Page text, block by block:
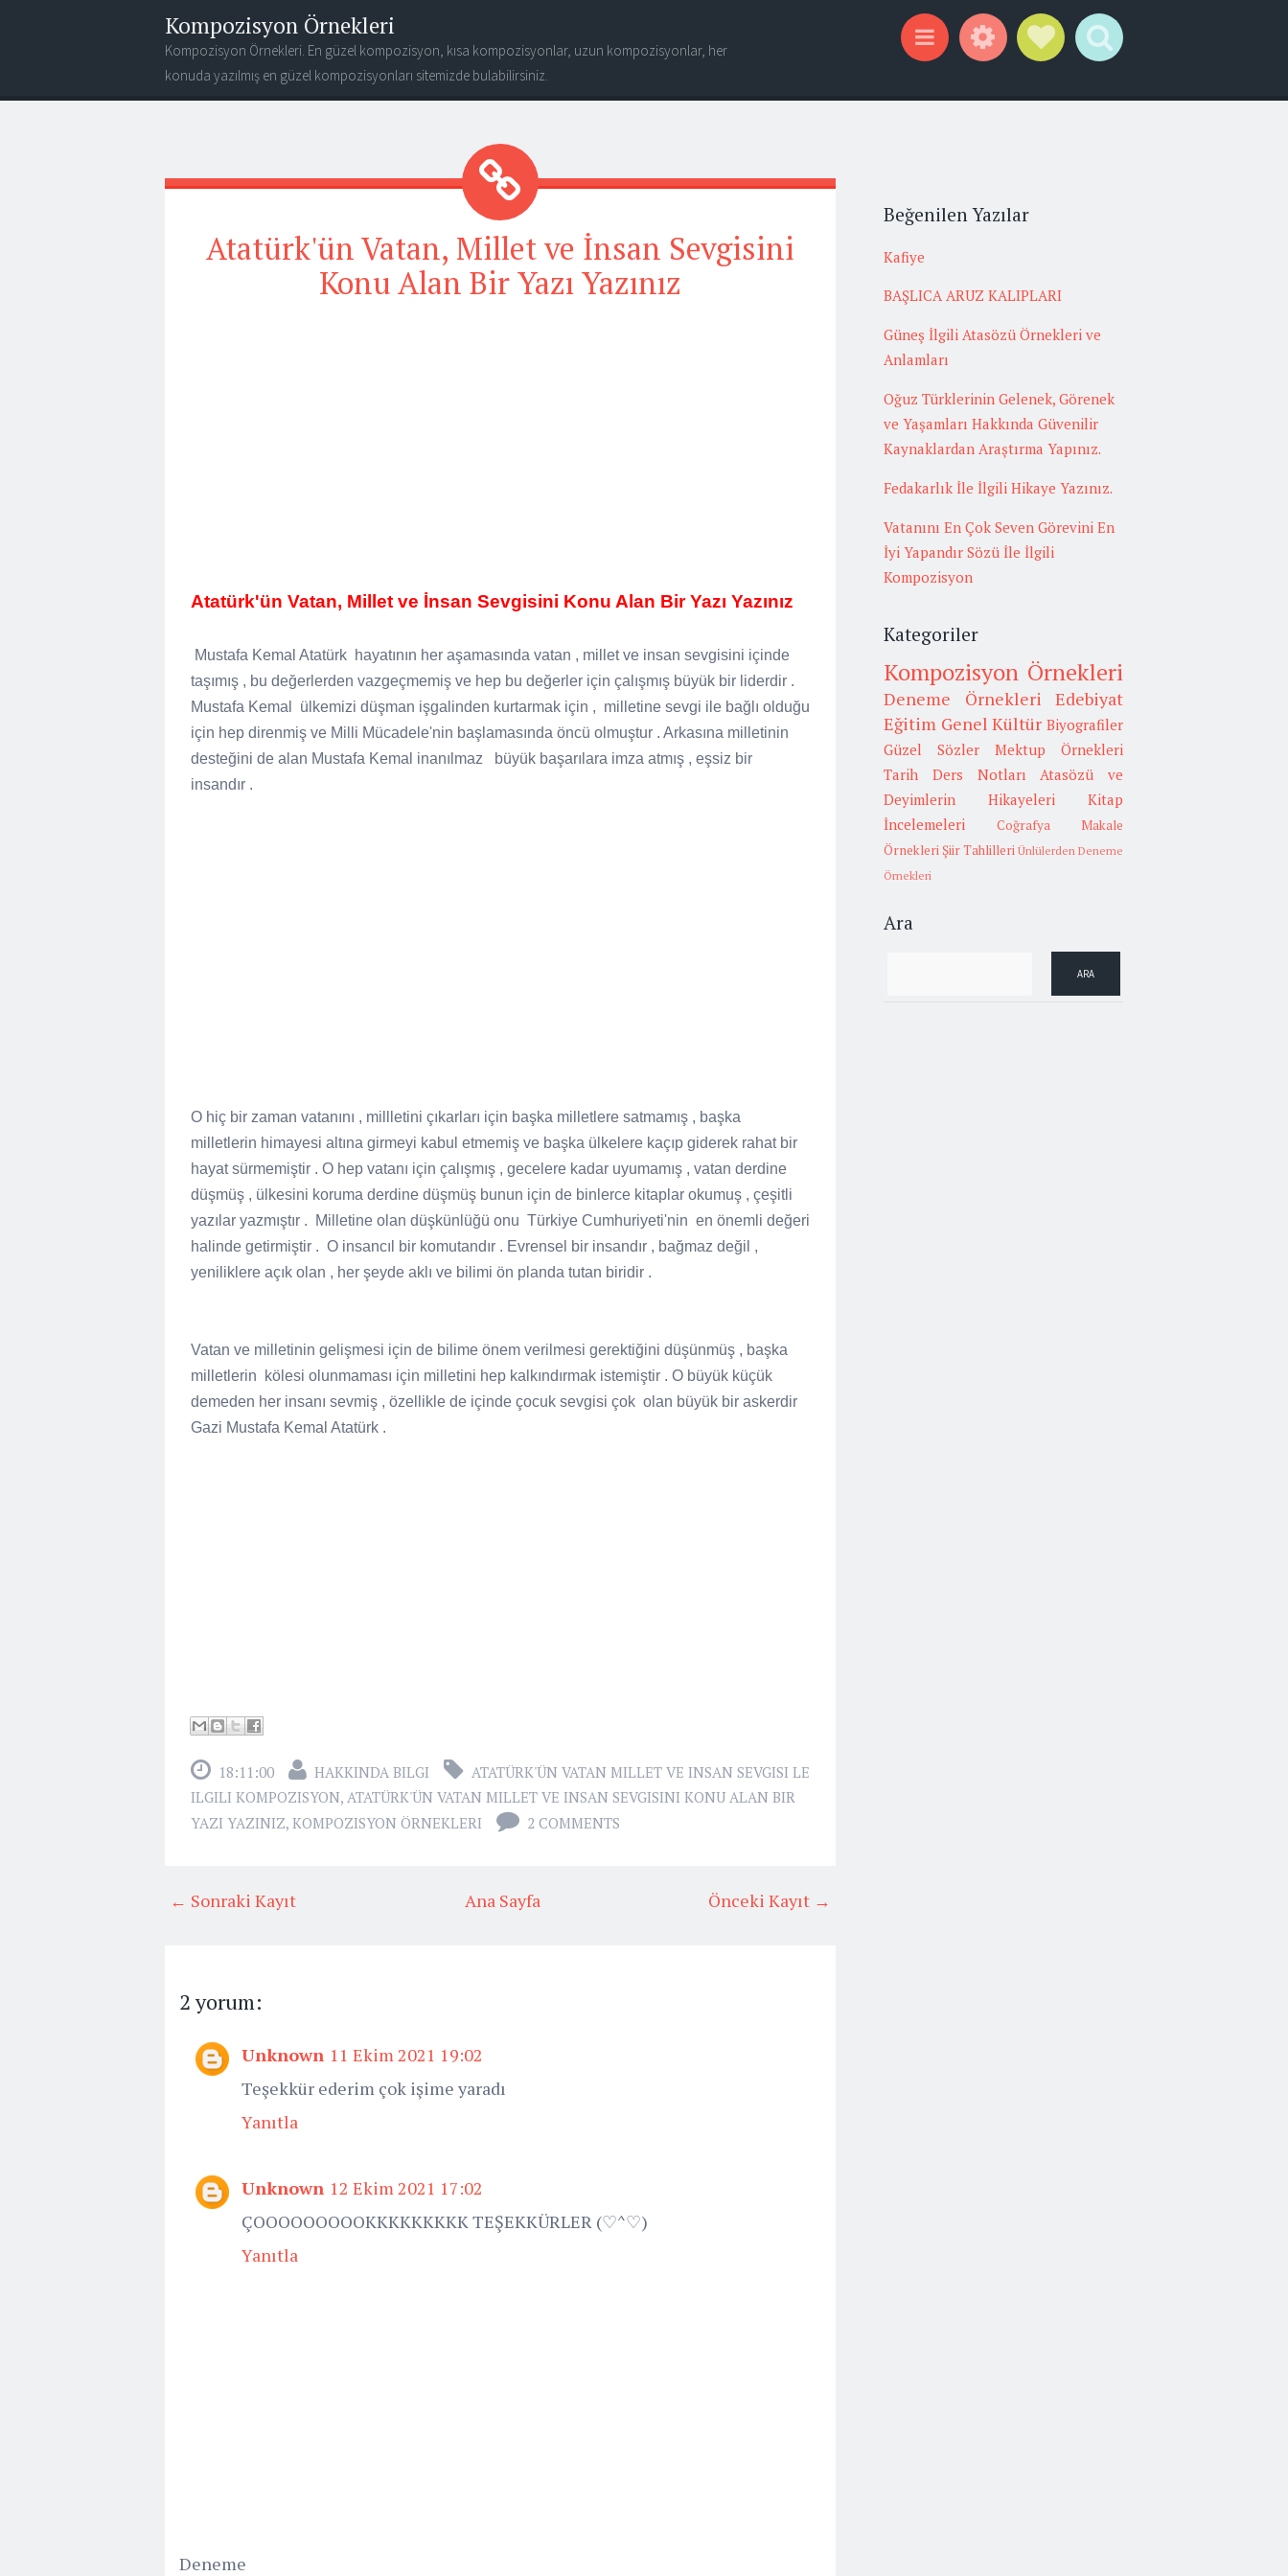
Kompozisyon Örnekleri
Kompozisyon Örnekleri. En güzel kompozisyon, kısa kompozisyonlar, uzun kompozisyonlar, her
konuda yazılmış en güzel kompozisyonları sitemizde bulabilirsiniz.
Atatürk'ün Vatan, Millet ve İnsan Sevgisini
Konu Alan Bir Yazı Yazınız
Atatürk'ün Vatan, Millet ve İnsan Sevgisini Konu Alan Bir Yazı Yazınız
Mustafa Kemal Atatürk hayatının her aşamasında vatan , millet ve insan sevgisini içinde
taşımış , bu değerlerden vazgeçmemiş ve hep bu değerler için çalışmış büyük bir liderdir .
Mustafa Kemal ülkemizi düşman işgalinden kurtarmak için , milletine sevgi ile bağlı olduğu
için hep direnmiş ve Milli Mücadele'nin başlamasında öncü olmuştur . Arkasına milletinin
desteğini de alan Mustafa Kemal inanılmaz büyük başarılara imza atmış , eşsiz bir
insandır .
O hiç bir zaman vatanını , millletini çıkarları için başka milletlere satmamış , başka
milletlerin himayesi altına girmeyi kabul etmemiş ve başka ülkelere kaçıp giderek rahat bir
hayat sürmemiştir . O hep vatanı için çalışmış , gecelere kadar uyumamış , vatan derdine
düşmüş , ülkesini koruma derdine düşmüş bunun için de binlerce kitaplar okumuş , çeşitli
yazılar yazmıştır . Milletine olan düşkünlüğü onu Türkiye Cumhuriyeti'nin en önemli değeri
halinde getirmiştir . O insancıl bir komutandır . Evrensel bir insandır , bağmaz değil ,
yeniliklere açık olan , her şeyde aklı ve bilimi ön planda tutan biridir .
Vatan ve milletinin gelişmesi için de bilime önem verilmesi gerektiğini düşünmüş , başka
milletlerin kölesi olunmaması için milletini hep kalkındırmak istemiştir . O büyük küçük
demeden her insanı sevmiş , özellikle de içinde çocuk sevgisi çok olan büyük bir askerdir
Gazi Mustafa Kemal Atatürk .
18:11:00 HAKKINDA BILGI
ATATÜRK'ÜN VATAN MILLET VE INSAN SEVGISI LE
ILGILI KOMPOZISYON, ATATÜRK'ÜN VATAN MILLET VE INSAN SEVGISINI KONU ALAN BIR
YAZI YAZINIZ, KOMPOZISYON ÖRNEKLERI 2 COMMENTS
← Sonraki Kayıt Önceki Kayıt →
Ana Sayfa
2 yorum:
Unknown 11 Ekim 2021 19:02
Teşekkür ederim çok işime yaradı
Yanıtla
Unknown 12 Ekim 2021 17:02
ÇOOOOOOOOOKKKKKKKKK TEŞEKKÜRLER (♡^♡)
Yanıtla
Deneme
Beğenilen Yazılar
Kafiye
BAŞLICA ARUZ KALIPLARI
Güneş İlgili Atasözü Örnekleri ve
Anlamları
Oğuz Türklerinin Gelenek, Görenek
ve Yaşamları Hakkında Güvenilir
Kaynaklardan Araştırma Yapınız.
Fedakarlık İle İlgili Hikaye Yazınız.
Vatanını En Çok Seven Görevini En
İyi Yapandır Sözü İle İlgili
Kompozisyon
Kategoriler
Kompozisyon Örnekleri
Deneme Örnekleri
Edebiyat
Eğitim Genel Kültür Biyografiler
Güzel Sözler
Mektup Örnekleri
Tarih
Ders Notları
Atasözü ve
Deyimlerin Hikayeleri
Kitap
İncelemeleri
Coğrafya
Makale
Örnekleri Şiir Tahlilleri Ünlülerden Deneme
Örnekleri
Ara